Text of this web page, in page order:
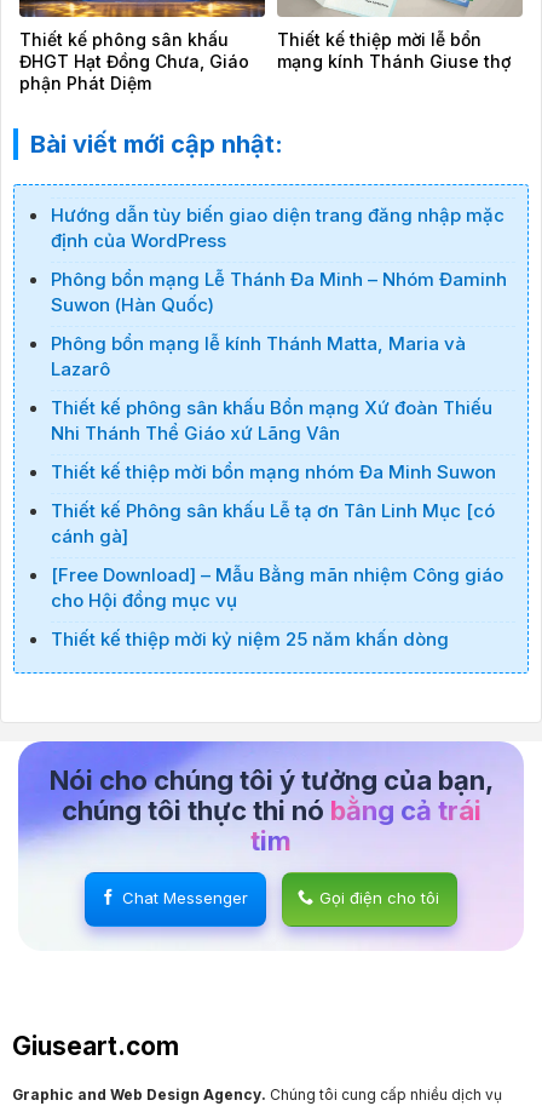
Thiết kế phông sân khấu
ĐHGT Hạt Đồng Chưa, Giáo
phận Phát Diệm
Thiết kế thiệp mời lễ bổn
mạng kính Thánh Giuse thợ
Bài viết mới cập nhật:
Hướng dẫn tùy biến giao diện trang đăng nhập mặc
định của WordPress
Phông bổn mạng Lễ Thánh Đa Minh – Nhóm Đaminh
Suwon (Hàn Quốc)
Phông bổn mạng lễ kính Thánh Matta, Maria và
Lazarô
Thiết kế phông sân khấu Bổn mạng Xứ đoàn Thiếu
Nhi Thánh Thể Giáo xứ Lãng Vân
Thiết kế thiệp mời bổn mạng nhóm Đa Minh Suwon
Thiết kế Phông sân khấu Lễ tạ ơn Tân Linh Mục [có
cánh gà]
[Free Download] – Mẫu Bằng mãn nhiệm Công giáo
cho Hội đồng mục vụ
Thiết kế thiệp mời kỷ niệm 25 năm khấn dòng
Nói cho chúng tôi ý tưởng của bạn,
chúng tôi thực thi nó bằng cả trái
tim
Chat Messenger Gọi điện cho tôi
Giuseart.com
Graphic and Web Design Agency. Chúng tôi cung cấp nhiều dịch vụ